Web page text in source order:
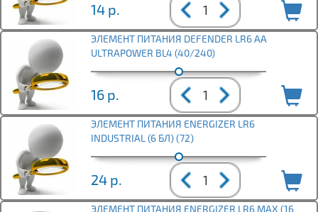
14 р.
ЭЛЕМЕНТ ПИТАНИЯ DEFENDER LR6 АА
ULTRAPOWER BL4 (40/240)
16 р.
ЭЛЕМЕНТ ПИТАНИЯ ENERGIZER LR6
INDUSTRIAL (6 БЛ) (72)
24 р.
ЭЛЕМЕНТ ПИТАНИЯ ENERGIZER LR6 MAX (16